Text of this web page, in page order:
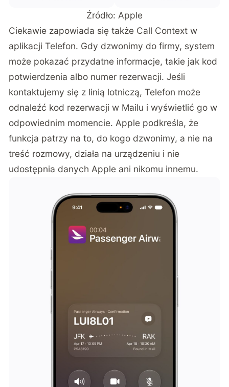
Źródło: Apple
Ciekawie zapowiada się także Call Context w
aplikacji Telefon. Gdy dzwonimy do firmy, system
może pokazać przydatne informacje, takie jak kod
potwierdzenia albo numer rezerwacji. Jeśli
kontaktujemy się z linią lotniczą, Telefon może
odnaleźć kod rezerwacji w Mailu i wyświetlić go w
odpowiednim momencie. Apple podkreśla, że
funkcja patrzy na to, do kogo dzwonimy, a nie na
treść rozmowy, działa na urządzeniu i nie
udostępnia danych Apple ani nikomu innemu.